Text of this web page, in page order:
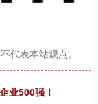
代表本站观点。
业500强！